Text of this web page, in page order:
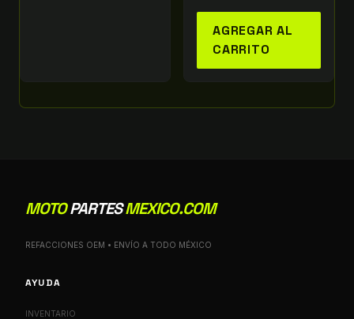
AGREGAR AL
CARRITO
MOTOPARTESMEXICO.COM
REFACCIONES OEM • ENVÍO A TODO MÉXICO
AYUDA
INVENTARIO